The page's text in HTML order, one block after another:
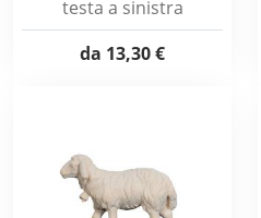
testa a sinistra
da 13,30 €